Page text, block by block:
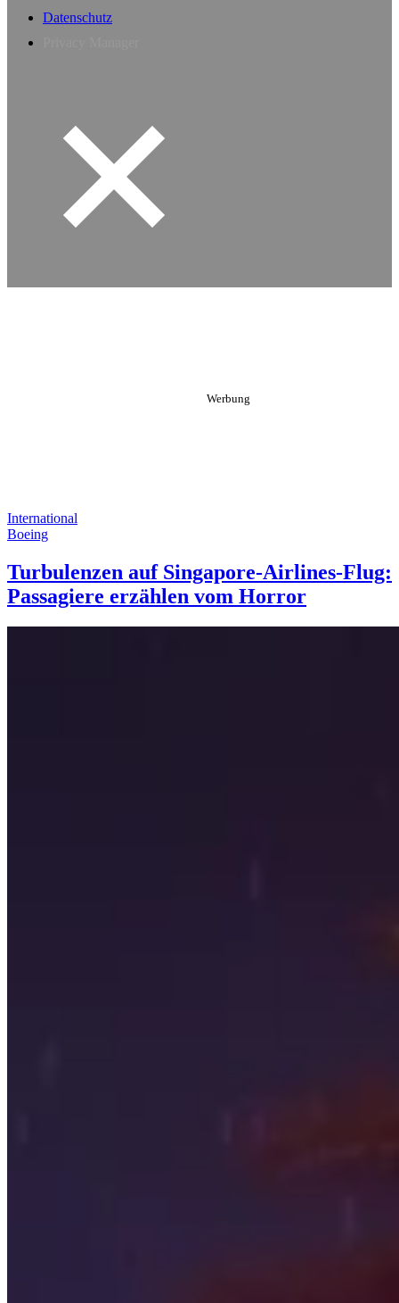
Datenschutz
International
Boeing
Turbulenzen auf Singapore-Airlines-Flug:
Passagiere erzählen vom Horror